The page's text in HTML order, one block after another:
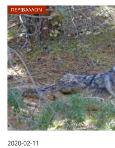
ΠΕΡΙΒΑΛΛΟΝ
2020-02-11